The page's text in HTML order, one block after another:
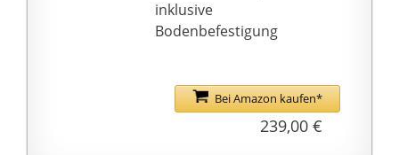
inklusive
Bodenbefestigung
Bei Amazon kaufen*
239,00 €